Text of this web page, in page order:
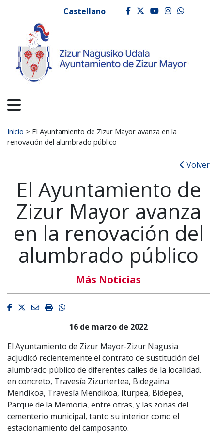
Ayuntamiento de
Castellano facebook
twitter
youtube
Buscar:
Inicio > El Ayuntamiento de Zizur Mayor avanza en la
renovación del alumbrado público
Volver
El Ayuntamiento de
Zizur Mayor avanza
en la renovación del
alumbrado público
Más Noticias
Facebook
Twitter
EmailImprimirWhatsapp
16 de marzo de 2022
El Ayuntamiento de Zizur Mayor-Zizur Nagusia
adjudicó recientemente el contrato de sustitución del
alumbrado público de diferentes calles de la localidad,
en concreto, Travesía Zizurtertea, Bidegaina,
Mendikoa, Travesía Mendikoa, Iturpea, Bidepea,
Parque de la Memoria, entre otras, y las zonas del
cementerio municipal, tanto su interior como el
estacionamiento del camposanto.